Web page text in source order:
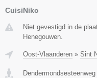
CuisiNiko
Niet gevestigd in de
Henegouwen.
Oost-Vlaanderen » Sint
Dendermondsesteenweg